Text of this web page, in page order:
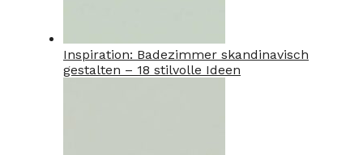
Inspiration: Badezimmer skandinavisch
gestalten – 18 stilvolle Ideen